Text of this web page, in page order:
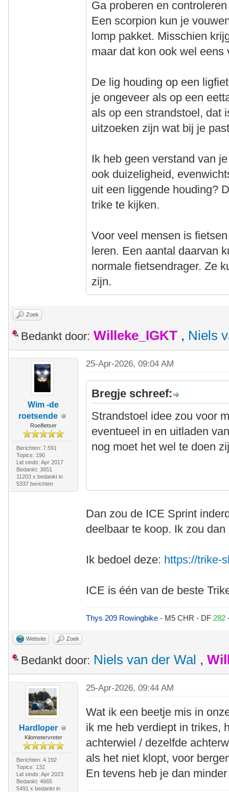
Ga proberen en
Een scorpion kun je
lomp pakket. Misschien
maar dat kon ook wel eens
De lig houding op een
je ongeveer als op een
als op een strandstoel, dat
uitzoeken zijn wat bij je
Ik heb geen verstand van
ook duizeligheid,
uit een liggende houding?
trike te kijken.
Voor veel mensen is
leren. Een aantal daarvan
normale fietsendrager. Ze
zijn.
Zoek
Bedankt door: Willeke_IGKT , Niels
Wim -de
roetsende
Roeifietser
Berichten: 7.591
Topics: 190
Lid sinds: Apr 2017
Bedankt: 3651
11203 x bedankt in
5337 berichten
25-Apr-2026, 09:04 AM
Bregje schreef:
Strandstoel idee zou voor
eventueel in en uitladen
nog moet het wel te doen
Dan zou de ICE Sprint
deelbaar te koop. Ik zou
Ik bedoel deze: https://trike-
ICE is één van de beste
Thys 209 Rowingbike- M5 CHR - DF 282
Website Zoek
Bedankt door: Niels van der Wal ,
Hardloper
Kilometervreter
Berichten: 4.192
Topics: 132
Lid sinds: Apr 2023
Bedankt: 4665
5491 x bedankt in
25-Apr-2026, 09:44 AM
Wat ik een beetje mis in
ik me heb verdiept in trikes,
achterwiel / dezelfde
als het niet klopt, voor
En tevens heb je dan